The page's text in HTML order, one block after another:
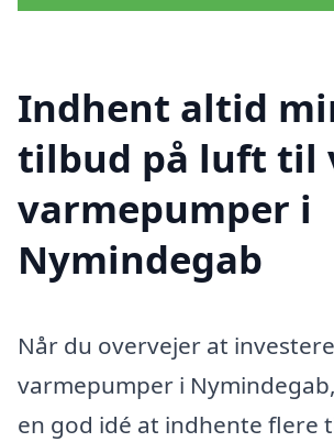
Indhent altid
tilbud på luft til
varmepumper i
Nymindegab
Når du overvejer at
varmepumper i
en god idé at indhente flere